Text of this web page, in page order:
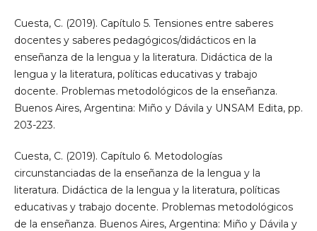
Cuesta, C. (2019). Capítulo 5. Tensiones entre saberes
docentes y saberes pedagógicos/didácticos en la
enseñanza de la lengua y la literatura. Didáctica de la
lengua y la literatura, políticas educativas y trabajo
docente. Problemas metodológicos de la enseñanza.
Buenos Aires, Argentina: Miño y Dávila y UNSAM Edita, pp.
203-223.
Cuesta, C. (2019). Capítulo 6. Metodologías
circunstanciadas de la enseñanza de la lengua y la
literatura. Didáctica de la lengua y la literatura, políticas
educativas y trabajo docente. Problemas metodológicos
de la enseñanza. Buenos Aires, Argentina: Miño y Dávila y